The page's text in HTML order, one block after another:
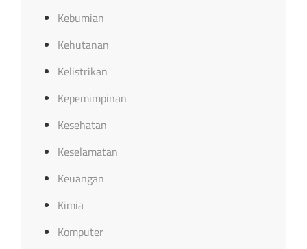
Kebumian
Kehutanan
Kelistrikan
Kepemimpinan
Kesehatan
Keselamatan
Keuangan
Kimia
Komputer